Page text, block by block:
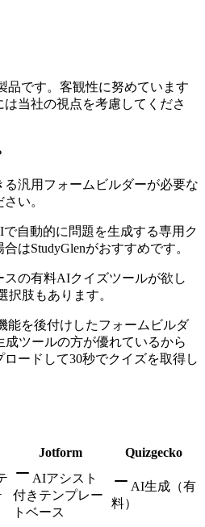
品です。客観性に努めています
当社の視点を考慮してくださ
汎用フォームビルダーが必要な
い。
自動的に問題を生成する専用ク
はStudyGlenがおすすめです。
の有料AIクイズツールが欲し
択肢もあります。
能を後付けしたフォームビルダ
ツールの方が優れているから
ードして30秒でクイズを取得し
Jotform Quizgecko
AIアシスト
付きテンプレー
トベース
AI生成（有
料）